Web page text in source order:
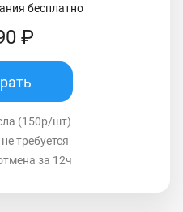
бесплатно
₽
(150р/шт)
требуется
за 12ч